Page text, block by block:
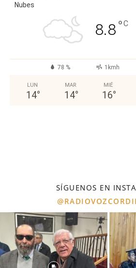
Nubes
8.8°C
78 % 1kmh
LUN
14°
MAR
14°
MIÉ
16°
SÍGUENOS EN